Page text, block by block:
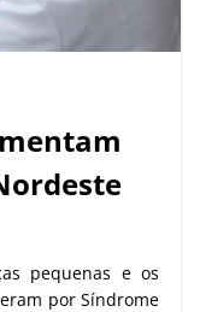
pequenas e os
por Síndrome